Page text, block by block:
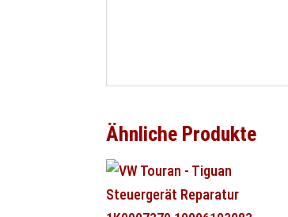
Ähnliche Produkte